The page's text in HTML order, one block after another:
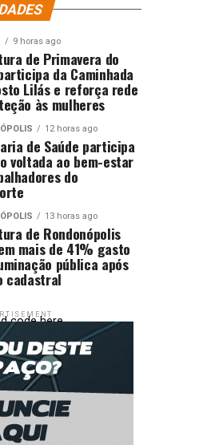
9 horas ago
de Primavera do
da Caminhada
Lilás e reforça rede
às mulheres
12 horas ago
de Saúde participa
voltada ao bem-estar
do
13 horas ago
de Rondonópolis
mais de 41% gasto
pública após
cadastral
code here